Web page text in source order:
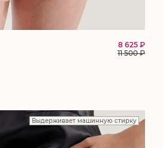
8 625 ₽
11 500₽
Выдерживает машинную стирку